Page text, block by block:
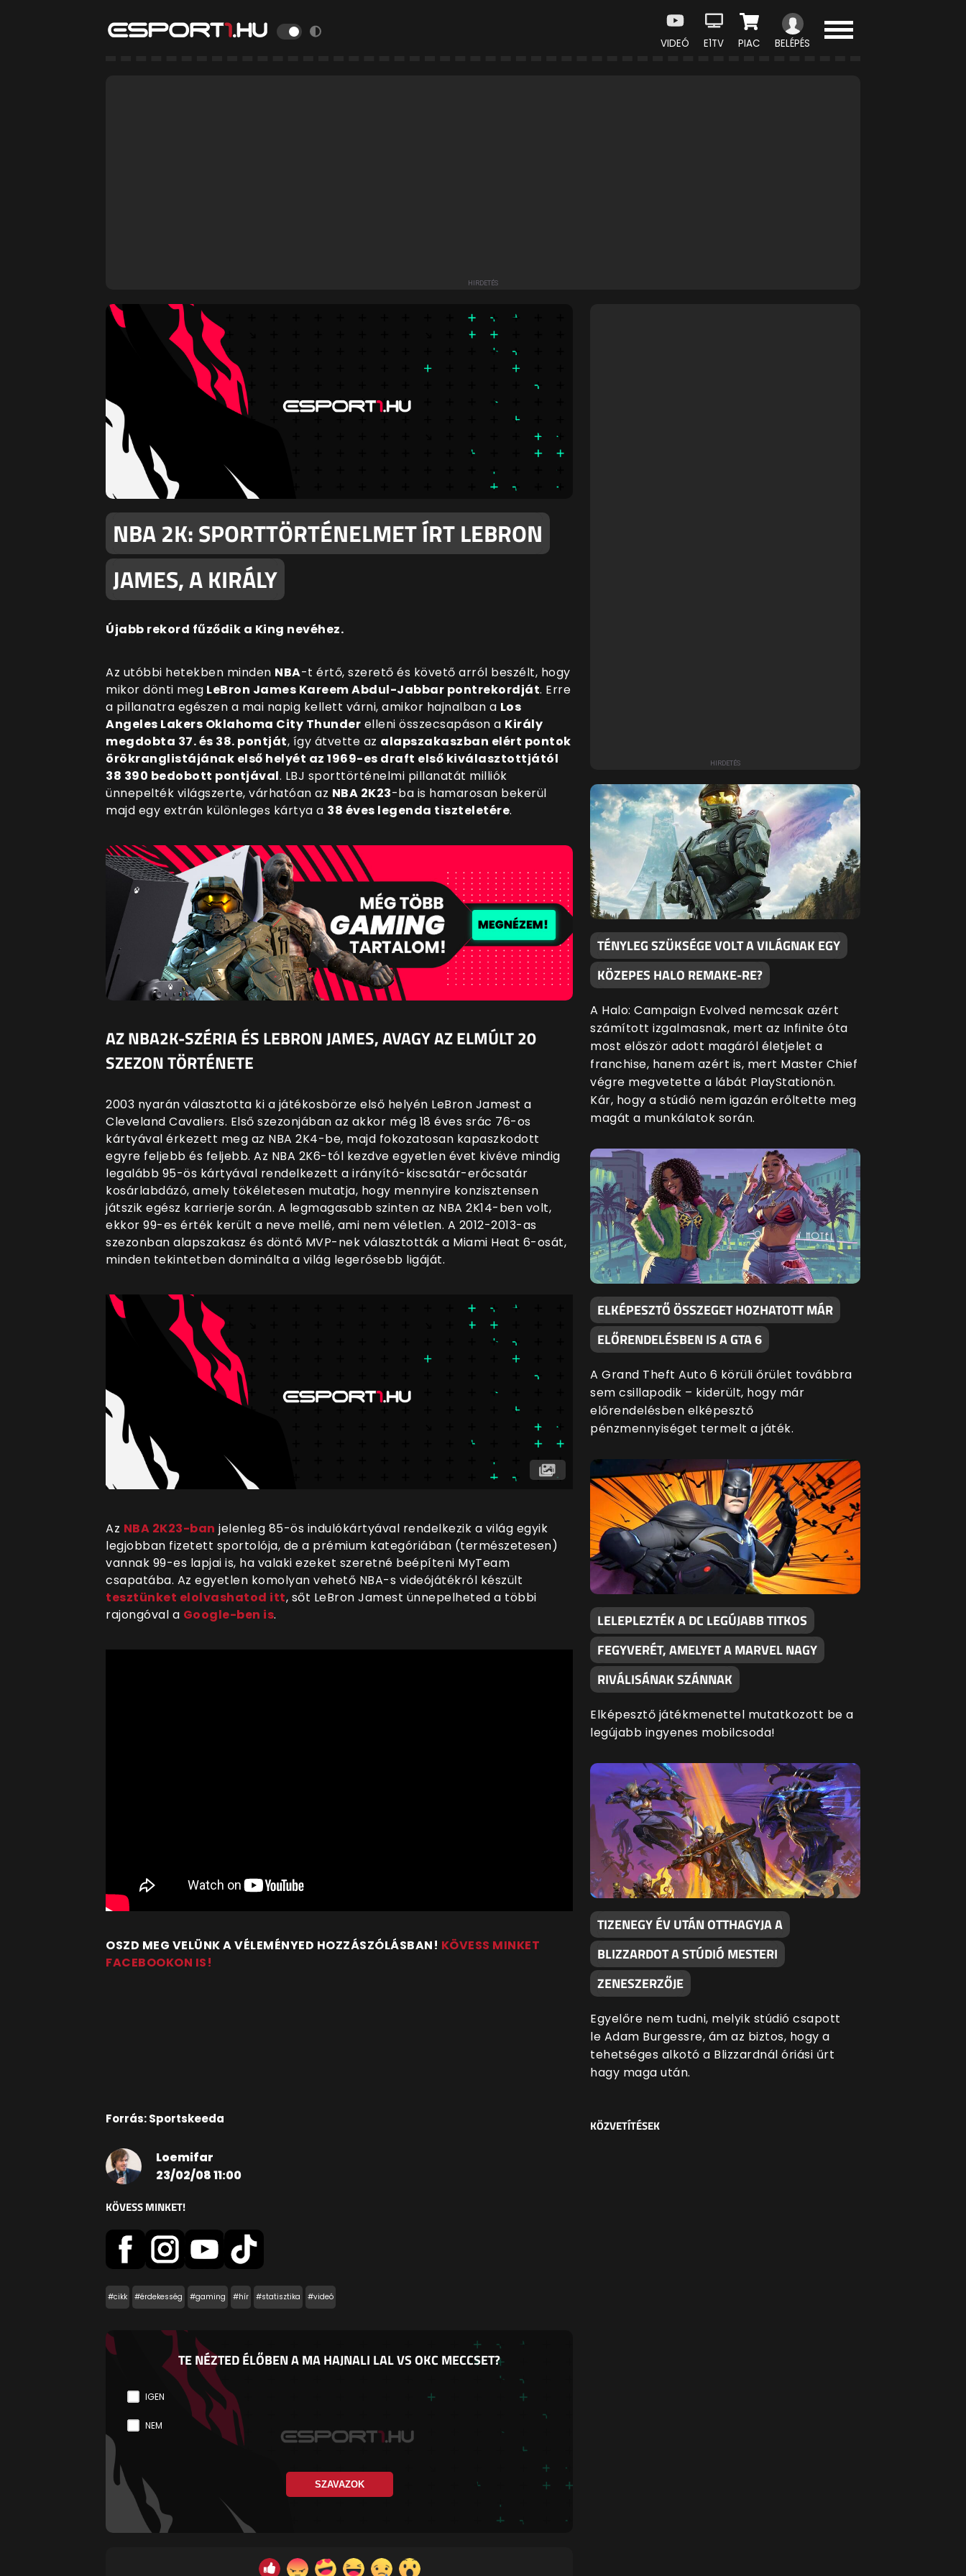
VIDEÓ E1TV PIAC BELÉPÉS
NBA 2K: SPORTTÖRTÉNELMET ÍRT LEBRON
JAMES, A KIRÁLY
Újabb rekord fűződik a King nevéhez.
Az utóbbi hetekben minden NBA-t értő, szerető és követő arról beszélt, hogy
mikor dönti meg LeBron James Kareem Abdul-Jabbar pontrekordját. Erre
a pillanatra egészen a mai napig kellett várni, amikor hajnalban a Los
Angeles Lakers Oklahoma City Thunder elleni összecsapáson a Király
megdobta 37. és 38. pontját, így átvette az alapszakaszban elért pontok
örökranglistájának első helyét az 1969-es draft első kiválasztottjától
38 390 bedobott pontjával. LBJ sporttörténelmi pillanatát milliók
ünnepelték világszerte, várhatóan az NBA 2K23-ba is hamarosan bekerül
majd egy extrán különleges kártya a 38 éves legenda tiszteletére.
AZ NBA2K-SZÉRIA ÉS LEBRON JAMES, AVAGY AZ ELMÚLT 20
SZEZON TÖRTÉNETE
2003 nyarán választotta ki a játékosbörze első helyén LeBron Jamest a
Cleveland Cavaliers. Első szezonjában az akkor még 18 éves srác 76-os
kártyával érkezett meg az NBA 2K4-be, majd fokozatosan kapaszkodott
egyre feljebb és feljebb. Az NBA 2K6-tól kezdve egyetlen évet kivéve mindig
legalább 95-ös kártyával rendelkezett a irányító-kiscsatár-erőcsatár
kosárlabdázó, amely tökéletesen mutatja, hogy mennyire konzisztensen
játszik egész karrierje során. A legmagasabb szinten az NBA 2K14-ben volt,
ekkor 99-es érték került a neve mellé, ami nem véletlen. A 2012-2013-as
szezonban alapszakasz és döntő MVP-nek választották a Miami Heat 6-osát,
minden tekintetben dominálta a világ legerősebb ligáját.
Az NBA 2K23-ban jelenleg 85-ös indulókártyával rendelkezik a világ egyik
legjobban fizetett sportolója, de a prémium kategóriában (természetesen)
vannak 99-es lapjai is, ha valaki ezeket szeretné beépíteni MyTeam
csapatába. Az egyetlen komolyan vehető NBA-s videójátékról készült
tesztünket elolvashatod itt, sőt LeBron Jamest ünnepelheted a többi
rajongóval a Google-ben is.
OSZD MEG VELÜNK A VÉLEMÉNYED HOZZÁSZÓLÁSBAN! KÖVESS MINKET
FACEBOOKON IS!
Forrás: Sportskeeda
Loemifar
23/02/08 11:00
KÖVESS MINKET!
#cikk #érdekesség #gaming #hír #statisztika #videó
TE NÉZTED ÉLŐBEN A MA HAJNALI LAL VS OKC MECCSET?
IGEN
NEM
SZAVAZOK
TÉNYLEG SZÜKSÉGE VOLT A VILÁGNAK EGY
KÖZEPES HALO REMAKE-RE?
A Halo: Campaign Evolved nemcsak azért
számított izgalmasnak, mert az Infinite óta
most először adott magáról életjelet a
franchise, hanem azért is, mert Master Chief
végre megvetette a lábát PlayStationön.
Kár, hogy a stúdió nem igazán erőltette meg
magát a munkálatok során.
ELKÉPESZTŐ ÖSSZEGET HOZHATOTT MÁR
ELŐRENDELÉSBEN IS A GTA 6
A Grand Theft Auto 6 körüli őrület továbbra
sem csillapodik – kiderült, hogy már
előrendelésben elképesztő
pénzmennyiséget termelt a játék.
LELEPLEZTÉK A DC LEGÚJABB TITKOS
FEGYVERÉT, AMELYET A MARVEL NAGY
RIVÁLISÁNAK SZÁNNAK
Elképesztő játékmenettel mutatkozott be a
legújabb ingyenes mobilcsoda!
TIZENEGY ÉV UTÁN OTTHAGYJA A
BLIZZARDOT A STÚDIÓ MESTERI
ZENESZERZŐJE
Egyelőre nem tudni, melyik stúdió csapott
le Adam Burgessre, ám az biztos, hogy a
tehetséges alkotó a Blizzardnál óriási űrt
hagy maga után.
KÖZVETÍTÉSEK